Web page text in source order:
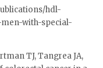
hdl-
with-special-
TJ, Tangrea JA,